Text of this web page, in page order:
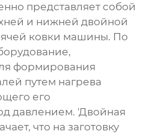
представляет собой
и нижней двойной
ковки машины. По
формирования
путем нагрева
его
давлением. 'Двойная
что на заготовку